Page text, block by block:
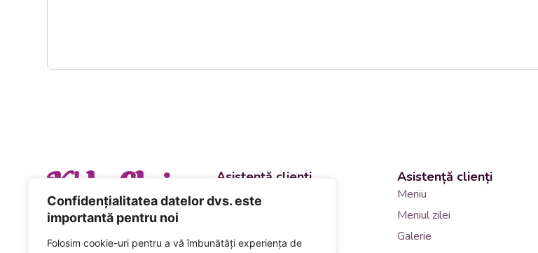
Confidențialitatea datelor dvs. este
importantă pentru noi
Folosim cookie-uri pentru a vă îmbunătăți experiența de
K' la Cluj Asistență clienți
Departament vânzări și
Asistență clienți
Meniu
Meniul zilei
Galerie